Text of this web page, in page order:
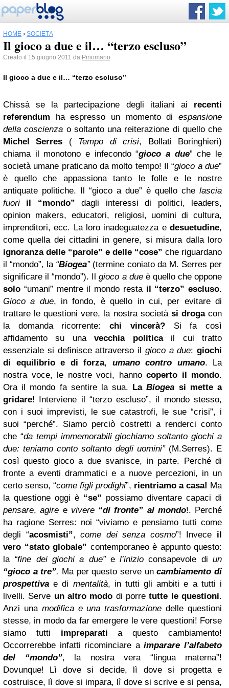
HOME › SOCIETÀ
Il gioco a due e il… “terzo escluso”
Creato il 15 giugno 2011 da Pinomario
Il gioco a due e il… “terzo escluso”
Chissà se la partecipazione degli italiani ai recenti
referendum ha espresso un momento di espansione
della coscienza o soltanto una reiterazione di quello che
Michel Serres ( Tempo di crisi, Bollati Boringhieri)
chiama il monotono e infecondo “gioco a due” che le
società umane praticano da molto tempo! Il “gioco a due”
è quello che appassiona tanto le folle e le nostre
antiquate politiche. Il “gioco a due” è quello che lascia
fuori
il “mondo” dagli interessi di politici, leaders,
opinion makers, educatori, religiosi, uomini di cultura,
imprenditori, ecc. La loro inadeguatezza e desuetudine,
come quella dei cittadini in genere, si misura dalla loro
ignoranza delle “parole” e delle “cose” che riguardano
il “mondo”, la “Biogea” (termine coniato da M. Serres per
significare il “mondo”). Ilgioco a dueè quello che oppone
solo “umani” mentre il mondo resta il “terzo” escluso.
Gioco a due, in fondo, è quello in cui, per evitare di
trattare le questioni vere, la nostra società si drogacon
la domanda ricorrente:chi vincerà?Si fa così
affidamento su unavecchia politicail cui tratto
essenziale si definisce attraverso il gioco a due: giochi
di equilibrio e di forza, umano contro umano. La
nostra voce, le nostre voci, hanno coperto il mondo.
Ora il mondo fa sentire la sua. LaBiogea si mette a
gridare! Interviene il “terzo escluso”, il mondo stesso,
con i suoi imprevisti, le sue catastrofi, le sue “crisi”, i
suoi “perché”. Siamo perciò costretti a renderci conto
che “da tempi immemorabili giochiamo soltanto giochi a
due: teniamo conto soltanto degli uomini”(M.Serres). E
così questo gioco a due svanisce, in parte. Perché di
fronte a eventi drammatici e a nuove percezioni, in un
certo senso, “come figli prodighi”, rientriamo a casa! Ma
la questione oggi è “se” possiamo diventare capaci di
pensare,agire e vivere“di fronte” al mondo!. Perché
ha ragione Serres: noi “viviamo e pensiamo tutti come
degli “acosmisti”,come dei senza cosmo”! Invece il
vero “stato globale” contemporaneo è appunto questo:
la “fine dei giochi a due” el’inizio consapevole di un
“gioco a tre”. Ma per questo serve uncambiamento di
prospettiva e di mentalità, in tutti gli ambiti e a tutti i
livelli. Serve un altro modo di porretutte le questioni.
Anzi una modifica e una trasformazione delle questioni
stesse, in modo da far emergere le vere questioni! Forse
siamo tutti impreparati a questo cambiamento!
Occorrerebbe infatti ricominciare aimparare l’alfabeto
del “mondo”, la nostra vera “lingua materna”!
Dovunque! Lì dove si decide, lì dove si progetta e
costruisce, lì dove si impara, lì dove si scrive e si pensa,